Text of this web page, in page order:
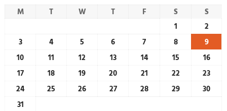
M T W T F S
S
1
2
3
4 5 6 7 8
9
10
11 12 13 14 15
16
17
18 19 20 21 22
23
24
25 26 27 28 29
30
31